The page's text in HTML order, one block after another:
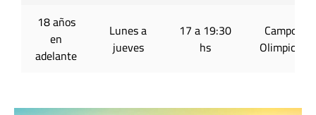
18 años
en
adelante
Lunes a
jueves
17 a 19:30
hs
Campo
Olimpico